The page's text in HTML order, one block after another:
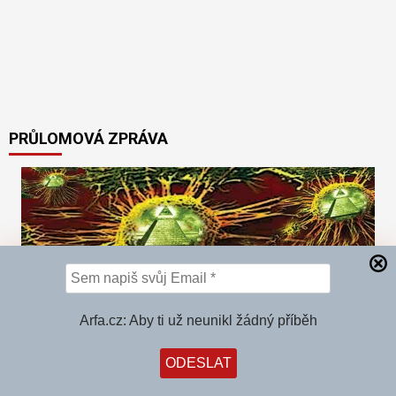
Arfa.cz: Aby ti už neunikl žádný příběh
PRŮLOMOVÁ ZPRÁVA
Z toho mrazí: Rockefellerova nadace již v roce